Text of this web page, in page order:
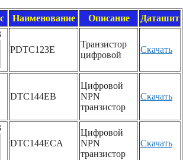
Наименование Описание Даташит
PDTC123E
Транзистор
цифровой
Скачать
DTC144EB
Цифровой
NPN
транзистор
Скачать
DTC144ECA
Цифровой
NPN
транзистор
Скачать